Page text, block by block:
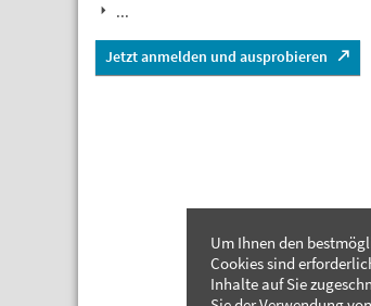
...
Jetzt anmelden und ausprobieren
Um Ihnen den
Cookies sind
Inhalte auf Sie